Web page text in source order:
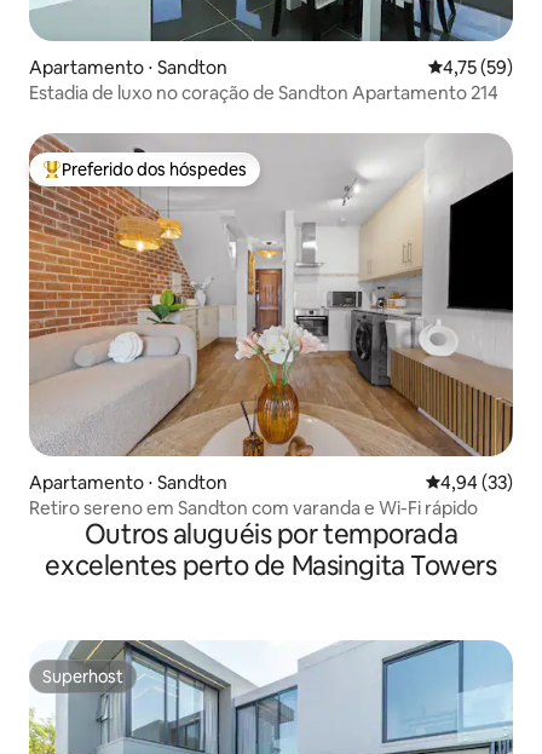
Apartamento ⋅ Sandton 4,75 de uma
4,75 (59)
Estadia de luxo no coração de Sandton Apartamento 214
Entre os melhores preferidos dos hóspedes
Preferido dos hóspedes
Apartamento ⋅ Sandton 4,94 de uma
4,94 (33)
Retiro sereno em Sandton com varanda e Wi-Fi rápido
Outros aluguéis por temporada
excelentes perto de Masingita Towers
Superhost
Superhost